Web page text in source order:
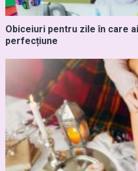
Obiceiuri pentru zile în care
perfecțiune